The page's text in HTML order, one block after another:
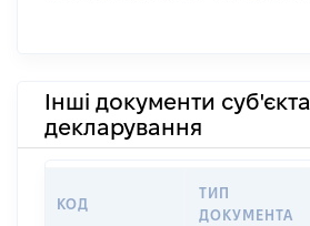
Інші документи суб'єкта
декларування
КОД
ТИП
ДОКУМЕНТА